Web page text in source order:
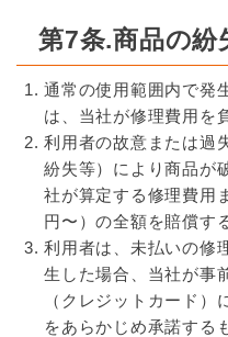
第7条.商品の紛
通常の使用範囲内で発
は、当社が修理費用を
利用者の故意または過
紛失等）により商品が
社が算定する修理費用
円〜）の全額を賠償す
利用者は、未払いの修
生した場合、当社が事
（クレジットカード）
をあらかじめ承諾する